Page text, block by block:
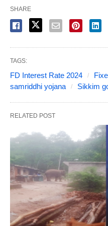
SHARE
TAGS:
FD Interest Rate 2024
samriddhi yojana
Sikkim
RELATED POST